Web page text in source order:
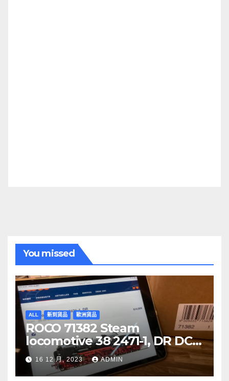
You missed
ALL 新到貨品 歐洲貨品
ROCO 71382 Steam
locomotive 38 2471-1, DR DCC
音效噴煙機車
16 12 月, 2023 ADMIN